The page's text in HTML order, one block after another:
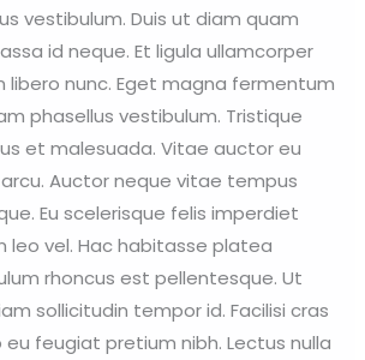
vestibulum. Duis ut diam quam
id neque. Et ligula ullamcorper
libero nunc. Eget magna fermentum
phasellus vestibulum. Tristique
et malesuada. Vitae auctor eu
Auctor neque vitae tempus
Eu scelerisque felis imperdiet
leo vel. Hac habitasse platea
rhoncus est pellentesque. Ut
sollicitudin tempor id. Facilisi cras
feugiat pretium nibh. Lectus nulla